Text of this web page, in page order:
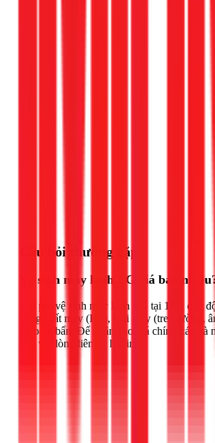
Câu hỏi thường gặp
Vệ sinh máy lạnh LG giá bao
Chi phí vệ sinh máy lạnh LG tại 1Fix dao
công suất máy (HP), loại máy (treo tường,
độ bám bẩn. Để nhận báo giá chính xác và
bạn vui lòng liên hệ hotline